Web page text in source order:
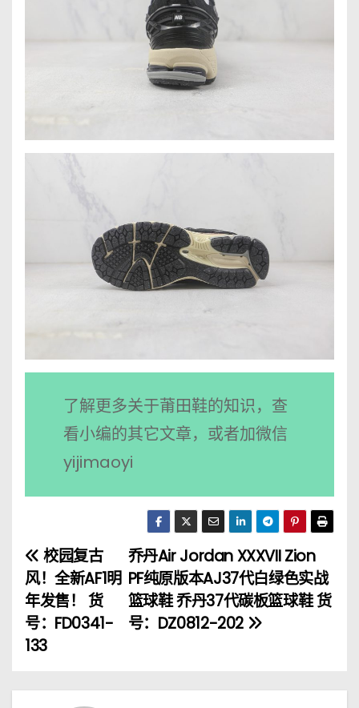
了解更多关于莆田鞋的知识，查
看小编的其它文章，或者加微信
yijimaoyi
文
章
导
乔丹Air Jordan XXXVII Zion
PF纯原版本AJ37代白绿色实战
篮球鞋 乔丹37代碳板篮球鞋 货
号：DZ0812-202
校园复古
风！全新AF1明
年发售！ 货
号：FD0341-
133